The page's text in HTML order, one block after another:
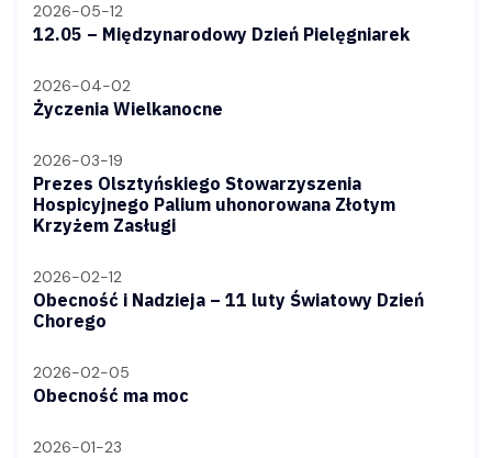
2026-05-12
12.05 – Międzynarodowy Dzień Pielęgniarek
2026-04-02
Życzenia Wielkanocne
2026-03-19
Prezes Olsztyńskiego Stowarzyszenia
Hospicyjnego Palium uhonorowana Złotym
Krzyżem Zasługi
2026-02-12
Obecność i Nadzieja – 11 luty Światowy Dzień
Chorego
2026-02-05
Obecność ma moc
2026-01-23